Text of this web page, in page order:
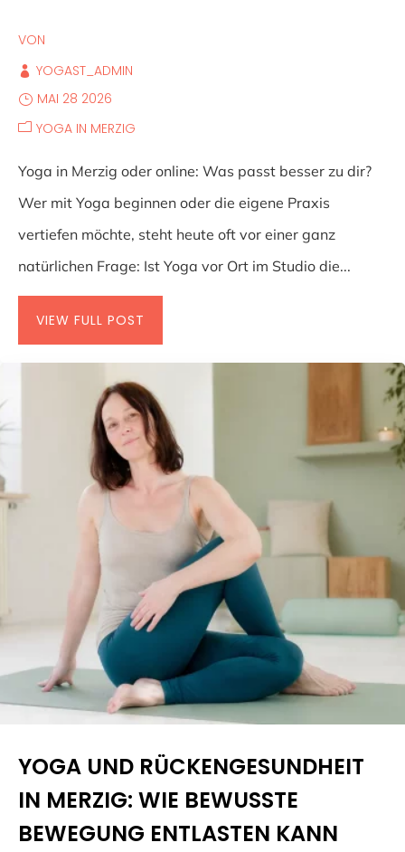
VON
YOGAST_ADMIN
MAI 28 2026
YOGA IN MERZIG
Yoga in Merzig oder online: Was passt besser zu dir?
Wer mit Yoga beginnen oder die eigene Praxis
vertiefen möchte, steht heute oft vor einer ganz
natürlichen Frage: Ist Yoga vor Ort im Studio die...
VIEW FULL POST
YOGA UND RÜCKENGESUNDHEIT
IN MERZIG: WIE BEWUSSTE
BEWEGUNG ENTLASTEN KANN